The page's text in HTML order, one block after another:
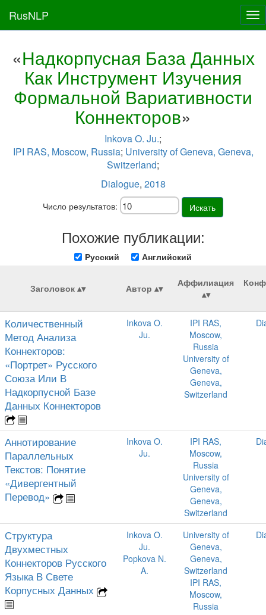
RusNLP
«Надкорпусная База Данных
Как Инструмент Изучения
Формальной Вариативности
Коннекторов»
Inkova O. Ju.;
IPI RAS, Moscow, Russia; University of Geneva, Geneva,
Switzerland;
Dialogue, 2018
Число результатов: Искать
Похожие публикации:
Русский Английский
Заголовок Автор Аффилиация
Количественный
Метод Анализа
Коннекторов:
«Портрет» Русского
Союза Или В
Надкорпусной Базе
Данных Коннекторов
Inkova O.
Ju.
IPI RAS,
Moscow,
Russia
University of
Geneva,
Geneva,
Switzerland
Аннотирование
Параллельных
Текстов: Понятие
«Дивергентный
Перевод»
Inkova O.
Ju.
IPI RAS,
Moscow,
Russia
University of
Geneva,
Geneva,
Switzerland
Структура
Двухместных
Коннекторов Русского
Языка В Свете
Корпусных Данных
Inkova O.
Ju.
Popkova N.
A.
University of
Geneva,
Geneva,
Switzerland
IPI RAS,
Moscow,
Russia